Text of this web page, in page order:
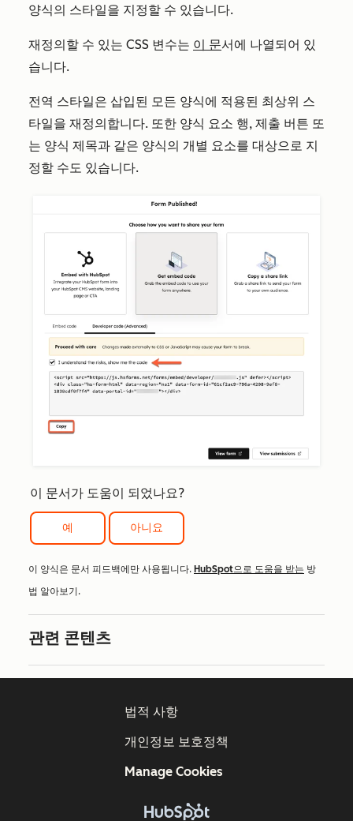
양식의 스타일을 지정할 수 있습니다.
재정의할 수 있는 CSS 변수는 이 문서에 나열되어 있
습니다.
전역 스타일은 삽입된 모든 양식에 적용된 최상위 스
타일을 재정의합니다. 또한 양식 요소 행, 제출 버튼 또
는 양식 제목과 같은 양식의 개별 요소를 대상으로 지
정할 수도 있습니다.
이 문서가 도움이 되었나요?
예 아니요
이 양식은 문서 피드백에만 사용됩니다. HubSpot으로 도움을 받는 방
법 알아보기.
관련 콘텐츠
법적 사항
개인정보 보호정책
Manage Cookies